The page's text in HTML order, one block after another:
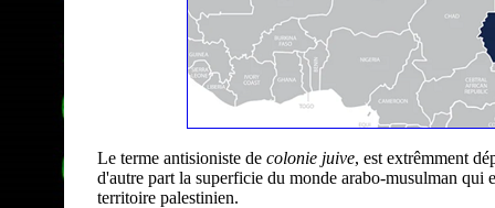
Le terme antisioniste de colonie juive, est extrêmment
d'autre part la superficie du monde arabo-musulman
territoire palestinien.